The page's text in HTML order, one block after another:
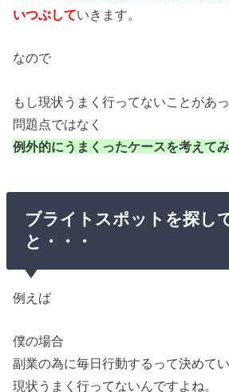
いつぶしていきます。
なので
もし現状うまく行ってないことがあ
問題点ではなく
例外的にうまくったケースを考えて
ブライトスポットを探し
と・・・
例えば
僕の場合
副業の為に毎日行動するって決めて
現状うまく行ってないんですよね。